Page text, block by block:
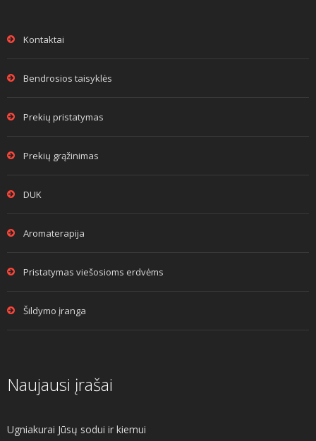
Kontaktai
Bendrosios taisyklės
Prekių pristatymas
Prekių grąžinimas
DUK
Aromaterapija
Pristatymas viešosioms erdvėms
Šildymo įranga
Naujausi įrašai
Ugniakurai Jūsų sodui ir kiemui